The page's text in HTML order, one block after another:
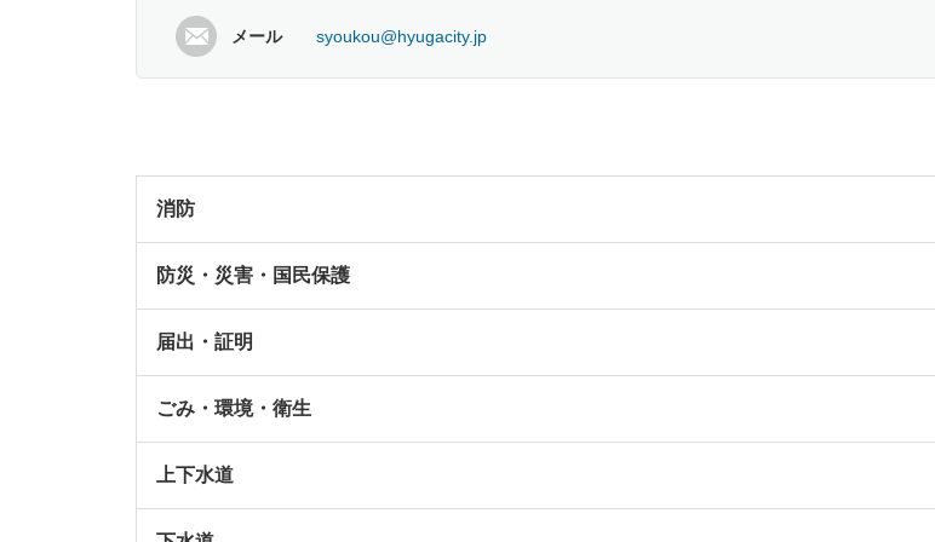
メール syoukou@hyugacity.jp
消防
防災・災害・国民保護
届出・証明
ごみ・環境・衛生
上下水道